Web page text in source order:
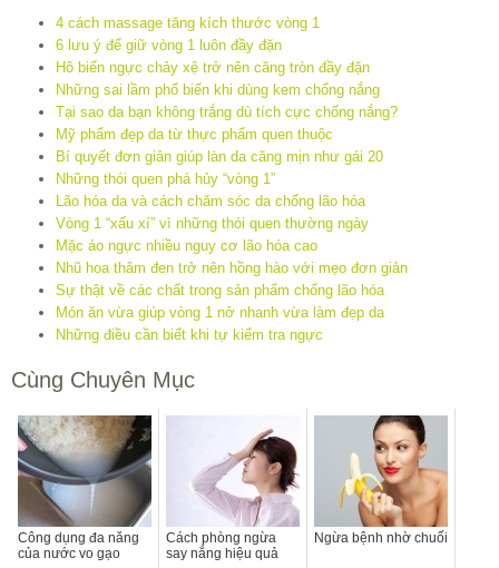
4 cách massage tăng kích thước vòng 1
6 lưu ý để giữ vòng 1 luôn đầy đặn
Hô biến ngực chảy xệ trở nên căng tròn đầy đặn
Những sai lầm phổ biến khi dùng kem chống nắng
Tại sao da bạn không trắng dù tích cực chống nắng?
Mỹ phẩm đẹp da từ thực phẩm quen thuộc
Bí quyết đơn giản giúp làn da căng mịn như gái 20
Những thói quen phá hủy “vòng 1”
Lão hóa da và cách chăm sóc da chống lão hóa
Vòng 1 “xấu xí” vì những thói quen thường ngày
Mặc áo ngực nhiều nguy cơ lão hóa cao
Nhũ hoa thâm đen trở nên hồng hào với mẹo đơn giản
Sự thật về các chất trong sản phẩm chống lão hóa
Món ăn vừa giúp vòng 1 nở nhanh vừa làm đẹp da
Những điều cần biết khi tự kiểm tra ngực
Cùng Chuyên Mục
Công dụng đa năng
của nước vo gạo
Cách phòng ngừa
say nắng hiệu quả
Ngừa bệnh nhờ chuối